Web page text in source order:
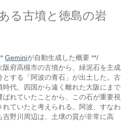
る古墳と徳島の岩
Geminiが自動生成した概要 **/
阪府高槻市の古墳から、緑泥石を主成
とする「阿波の青石」が出土した。古
時代、四国から遠く離れた大阪にまで
ばれていたことから、この石が重要視
れていたと考えられる。阿波、すなわ
吉野川周辺は、土壌の質が非常に高